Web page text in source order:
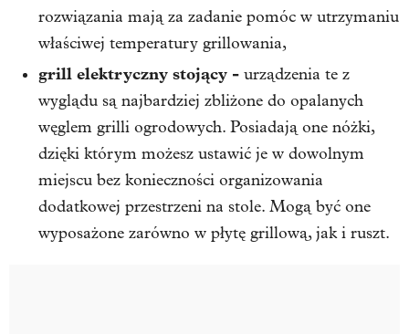
rozwiązania mają za zadanie pomóc w utrzymaniu
właściwej temperatury grillowania,
grill elektryczny stojący - urządzenia te z
wyglądu są najbardziej zbliżone do opalanych
węglem grilli ogrodowych. Posiadają one nóżki,
dzięki którym możesz ustawić je w dowolnym
miejscu bez konieczności organizowania
dodatkowej przestrzeni na stole. Mogą być one
wyposażone zarówno w płytę grillową, jak i ruszt.